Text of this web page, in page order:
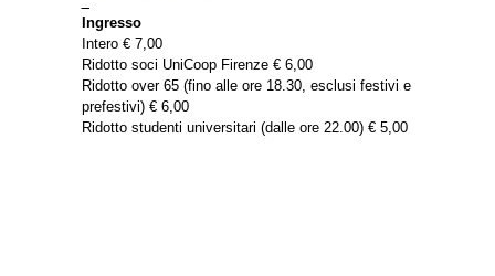
Ingresso
Intero € 7,00
Ridotto soci UniCoop Firenze € 6,00
Ridotto over 65 (fino alle ore 18.30, esclusi festivi e
prefestivi) € 6,00
Ridotto studenti universitari (dalle ore 22.00) € 5,00